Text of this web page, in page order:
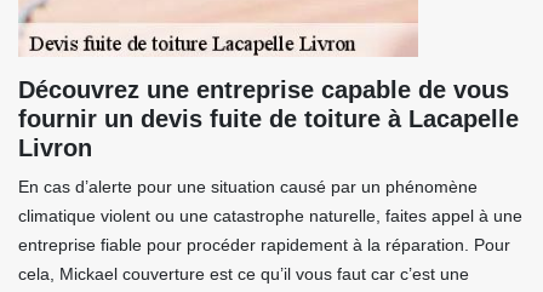
Découvrez une entreprise capable de vous
fournir un devis fuite de toiture à Lacapelle
Livron
En cas d’alerte pour une situation causé par un phénomène
climatique violent ou une catastrophe naturelle, faites appel à une
entreprise fiable pour procéder rapidement à la réparation. Pour
cela, Mickael couverture est ce qu’il vous faut car c’est une